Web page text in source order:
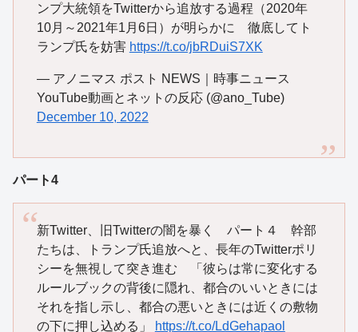
ンプ大統領をTwitterから追放する過程（2020年
10月～2021年1月6日）が明らかに 徹底してト
ランプ氏を妨害 https://t.co/jbRDuiS7XK
— アノニマス ポスト NEWS｜時事ニュース
YouTube動画とネットの反応 (@ano_Tube)
December 10, 2022
パート4
新Twitter、旧Twitterの闇を暴く パート４ 幹部
たちは、トランプ氏追放へと、長年のTwitterポリ
シーを無視して突き進む 「彼らは常に変化する
ルールブックの背後に隠れ、都合のいいときには
それを指し示し、都合の悪いときには近くの敷物
の下に押し込める」
https://t.co/LdGehapaol